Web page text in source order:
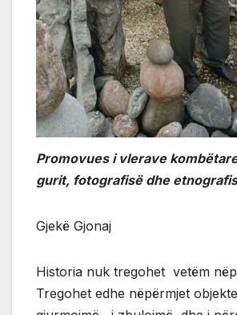
Promovues i vlerave
gurit, fotografisë dhe
Gjekë Gjonaj
Historia nuk tregohet vetëm
Tregohet edhe nëpërmjet